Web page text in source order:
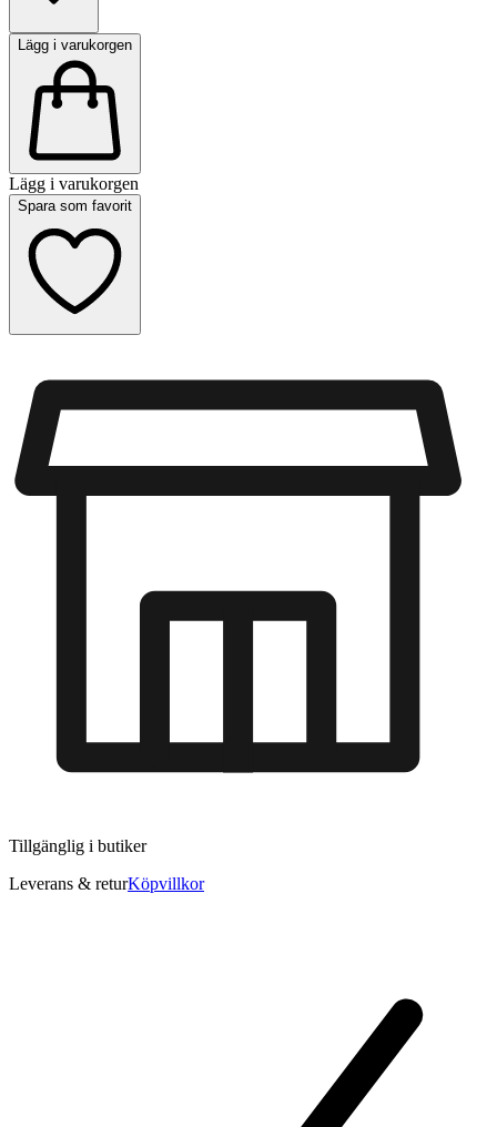
Lägg i varukorgen
Lägg i varukorgen
Spara som favorit
Tillgänglig i butiker
Leverans & returKöpvillkor